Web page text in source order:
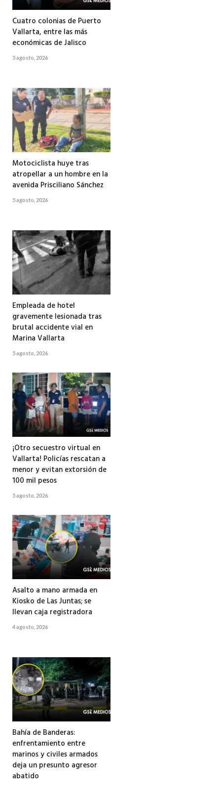
Cuatro colonias de Puerto
Vallarta, entre las más
económicas de Jalisco
5 agosto, 2026
Motociclista huye tras
atropellar a un hombre en la
avenida Prisciliano Sánchez
5 agosto, 2026
Empleada de hotel
gravemente lesionada tras
brutal accidente vial en
Marina Vallarta
5 agosto, 2026
¡Otro secuestro virtual en
Vallarta! Policías rescatan a
menor y evitan extorsión de
100 mil pesos
5 agosto, 2026
Asalto a mano armada en
Kiosko de Las Juntas; se
llevan caja registradora
4 agosto, 2026
Bahía de Banderas:
enfrentamiento entre
marinos y civiles armados
deja un presunto agresor
abatido